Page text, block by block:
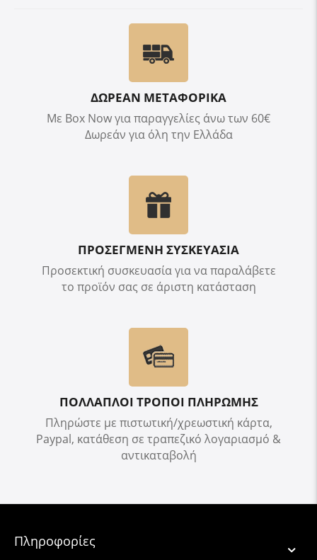
ΔΩΡΕΑΝ ΜΕΤΑΦΟΡΙΚΑ
Με Box Now για παραγγελίες άνω των 60€
Δωρεάν για όλη την Ελλάδα
ΠΡΟΣΕΓΜΕΝΗ ΣΥΣΚΕΥΑΣΙΑ
Προσεκτική συσκευασία για να παραλάβετε
το προϊόν σας σε άριστη κατάσταση
ΠΟΛΛΑΠΛΟΙ ΤΡΟΠΟΙ ΠΛΗΡΩΜΗΣ
Πληρώστε με πιστωτική/χρεωστική κάρτα,
Paypal, κατάθεση σε τραπεζικό λογαριασμό &
αντικαταβολή
Πληροφορίες